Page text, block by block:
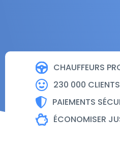
CHAUFFEURS
230 000
PAIEMENTS
ÉCONOMISER